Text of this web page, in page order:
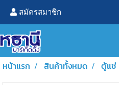
สมัครสมาชิก
หน้าแรก สินค้าทั้งหมด ตู้แช่